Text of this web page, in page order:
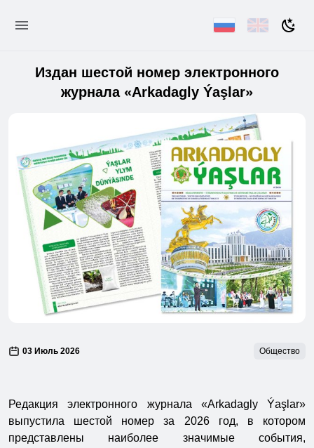
Издан шестой номер электронного
журнала «Arkadagly Ýaşlar»
03 Июль 2026 Общество
Редакция электронного журнала «Arkadagly Ýaşlar»
выпустила шестой номер за 2026 год, в котором
представлены наиболее значимые события,